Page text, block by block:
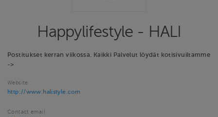
Happylifestyle - HALI
Postitukset kerran viikossa. Kaikki Palvelut löydät kotisivuiltamme
->
Website
http://www.halistyle.com
Contact email